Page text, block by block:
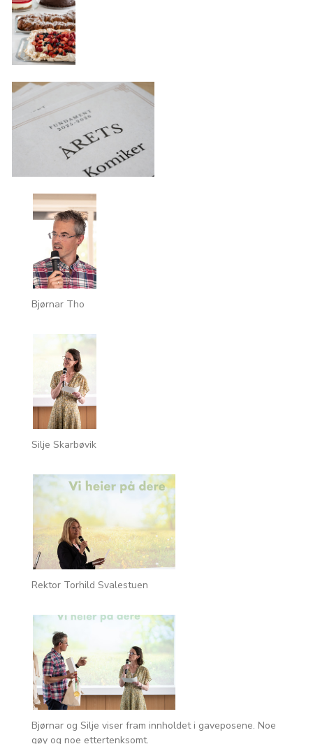
Bjørnar Tho
Silje Skarbøvik
Rektor Torhild Svalestuen
Bjørnar og Silje viser fram innholdet i gaveposene. Noe
gøy og noe ettertenksomt.